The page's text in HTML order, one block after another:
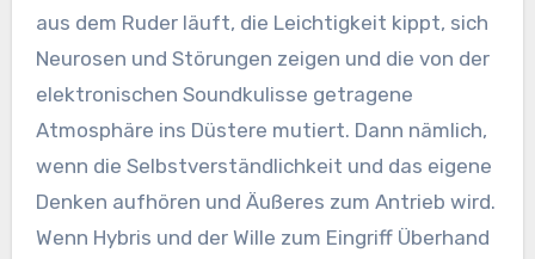
aus dem Ruder läuft, die Leichtigkeit kippt, sich
Neurosen und Störungen zeigen und die von der
elektronischen Soundkulisse getragene
Atmosphäre ins Düstere mutiert. Dann nämlich,
wenn die Selbstverständlichkeit und das eigene
Denken aufhören und Äußeres zum Antrieb wird.
Wenn Hybris und der Wille zum Eingriff Überhand